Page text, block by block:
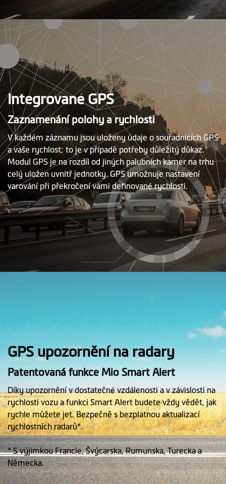
Integrované GPS
Zaznamenání polohy a rychlosti
V každém záznamu jsou uloženy údaje o souřadnicích GPS
a vaše rychlost; to je v případě potřeby důležitý důkaz.
Modul GPS je na rozdíl od jiných palubních kamer na trhu
celý uložen uvnitř jednotky. GPS umožnuje nastavení
varování při překročení vámi definované rychlosti.
GPS upozornění na radary
Patentovaná funkce Mio Smart Alert
Díky upozornění v dostatečné vzdálenosti a v závislosti na
rychlosti vozu a funkci Smart Alert budete vždy vědět, jak
rychle můžete jet. Bezpečně s bezplatnou aktualizací
rychlostních radarů*.
* S výjimkou Francie, Švýcarska, Rumunska, Turecka a
Německa.